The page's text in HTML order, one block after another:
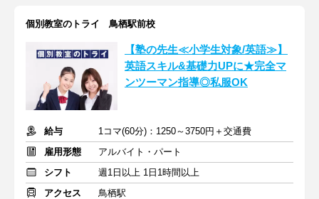
個別教室のトライ 鳥栖駅前校
【塾の先生≪小学生対象/英語≫】
英語スキル&基礎力UPに★完全マ
ンツーマン指導◎私服OK
給与
1コマ(60分)：1250～3750円＋交通費
雇用形態
アルバイト・パート
シフト
週1日以上 1日1時間以上
アクセス
鳥栖駅